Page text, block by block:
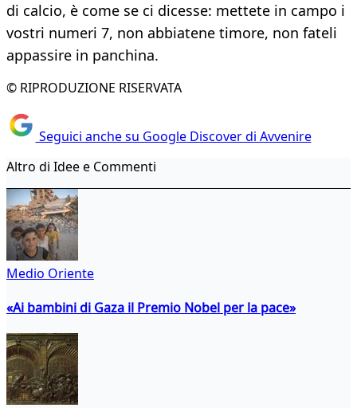
di calcio, è come se ci dicesse: mettete in campo i
vostri numeri 7, non abbiatene timore, non fateli
appassire in panchina.
© RIPRODUZIONE RISERVATA
Seguici anche su Google Discover di Avvenire
Altro di Idee e Commenti
Medio Oriente
«Ai bambini di Gaza il Premio Nobel per la pace»